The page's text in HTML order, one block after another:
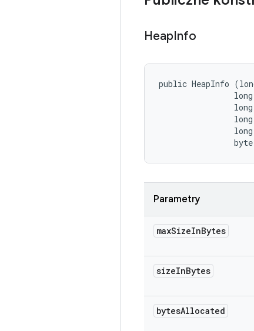
HeapInfo
public HeapInfo
Parametry
maxSizeInBytes
sizeInBytes
bytesAllocated